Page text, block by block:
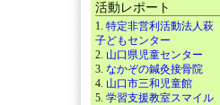
活動レポート
1. 特定非営利活動法人萩
子どもセンター
2. 山口県児童センター
3. なかぞの鍼灸接骨院
4. 山口市三和児童館
5. 学習支援教室スマイル